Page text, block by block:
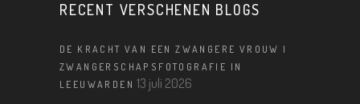
RECENT VERSCHENEN BLOGS
DE KRACHT VAN EEN ZWANGERE VROUW |
ZWANGERSCHAPSFOTOGRAFIE IN
LEEUWARDEN 13 juli 2026